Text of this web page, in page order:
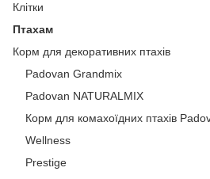
Клітки
Птахам
Корм для декоративних птахів
Padovan Grandmix
Padovan NATURALMIX
Корм для комахоїдних птахів
Wellness
Prestige